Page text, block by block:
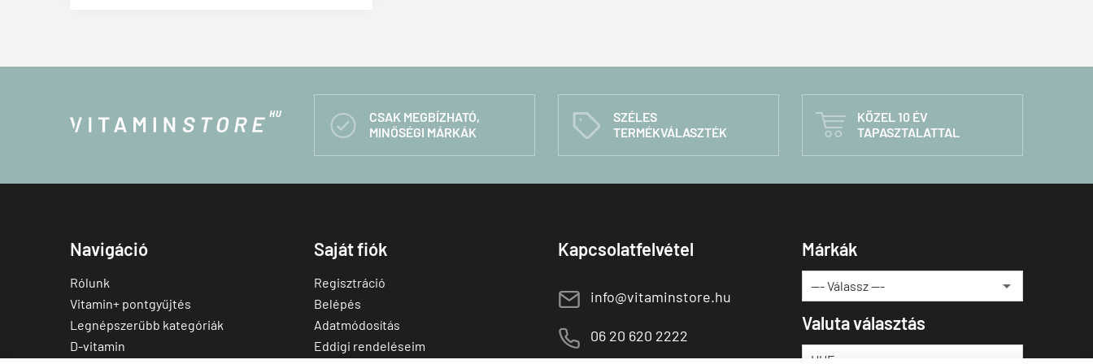

CSAK MEGBÍZHATÓ,
MINŐSÉGI MÁRKÁK
C
SZÉLES
TERMÉKVÁLASZTÉK

KÖZEL 10 ÉV
TAPASZTALATTAL
Navigáció
Rólunk
Vitamin+ pontgyűjtés
Legnépszerűbb kategóriák
D-vitamin
Saját fiók
Regisztráció
Belépés
Adatmódosítás
Eddigi rendeléseim
Kapcsolatfelvétel
E info@vitaminstore.hu
M
06 20 620 2222
Márkák
Valuta választás